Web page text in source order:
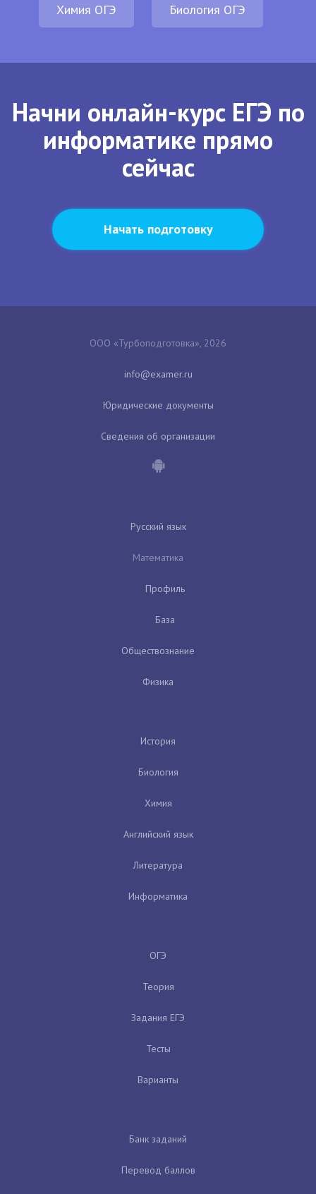
Химия ОГЭ Биология ОГЭ
Начни онлайн-курс ЕГЭ по
информатике прямо
сейчас
Начать подготовку
ООО «Турбоподготовка», 2026
Юридические документы
Сведения об организации
Русский язык
Математика
Профиль
База
Обществознание
Физика
История
Биология
Химия
Английский язык
Литература
Информатика
ОГЭ
Теория
Задания ЕГЭ
Тесты
Варианты
Банк заданий
Перевод баллов